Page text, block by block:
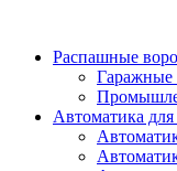
Распашные
Гаражные
Автоматика для